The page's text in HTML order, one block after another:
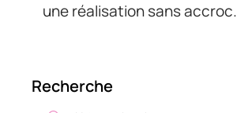
une réalisation sans accroc.
Recherche